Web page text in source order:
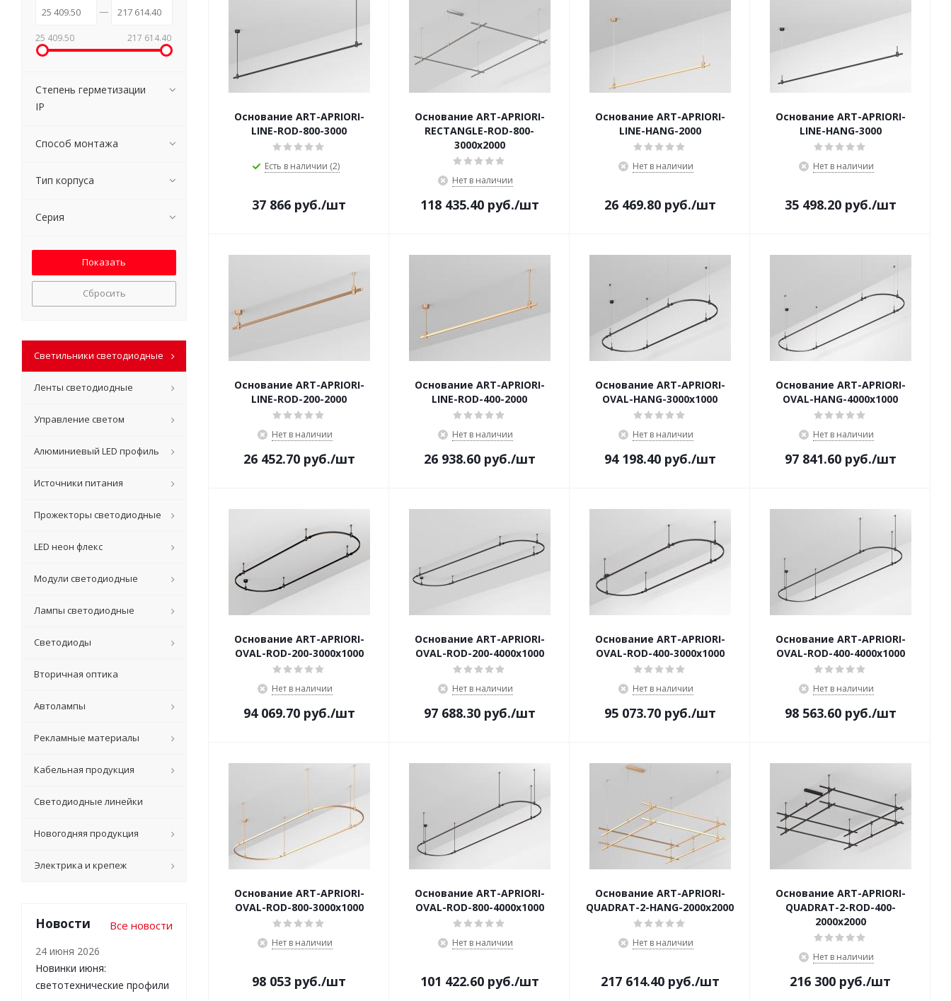
Основание ART-APRIORI-
LINE-ROD-800-3000
Есть в наличии (2)
37 866 руб./шт
Основание ART-APRIORI-
RECTANGLE-ROD-800-
3000x2000
Нет в наличии
118 435.40руб./шт
Основание ART-APRIORI-
LINE-HANG-2000
Нет в наличии
26 469.80руб./шт
Основание ART-APRIORI-
LINE-HANG-3000
Нет в наличии
35 498.20руб./шт
Основание ART-APRIORI-
LINE-ROD-200-2000
Нет в наличии
26 452.70руб./шт
Основание ART-APRIORI-
LINE-ROD-400-2000
Нет в наличии
26 938.60руб./шт
Основание ART-APRIORI-
OVAL-HANG-3000x1000
Нет в наличии
94 198.40руб./шт
Основание ART-APRIORI-
OVAL-HANG-4000x1000
Нет в наличии
97 841.60руб./шт
Основание ART-APRIORI-
OVAL-ROD-200-3000x1000
Нет в наличии
94 069.70руб./шт
Основание ART-APRIORI-
OVAL-ROD-200-4000x1000
Нет в наличии
97 688.30руб./шт
Основание ART-APRIORI-
OVAL-ROD-400-3000x1000
Нет в наличии
95 073.70руб./шт
Основание ART-APRIORI-
OVAL-ROD-400-4000x1000
Нет в наличии
98 563.60руб./шт
Основание ART-APRIORI-
OVAL-ROD-800-3000x1000
Нет в наличии
98 053 руб./шт
Основание ART-APRIORI-
OVAL-ROD-800-4000x1000
Нет в наличии
101 422.60руб./шт
Основание ART-APRIORI-
QUADRAT-2-HANG-2000x2000
Нет в наличии
217 614.40руб./шт
Основание ART-APRIORI-
QUADRAT-2-ROD-400-
2000x2000
Нет в наличии
216 300 руб./шт
25 409.50 217 614.40
Степень герметизации
IP
Способ монтажа
Тип корпуса
Серия
Сбросить
Светильники светодиодные
Ленты светодиодные
Управление светом
Алюминиевый LED профиль
Источники питания
Прожекторы светодиодные
LED неон флекс
Модули светодиодные
Лампы светодиодные
Светодиоды
Вторичная оптика
Автолампы
Рекламные материалы
Кабельная продукция
Светодиодные линейки
Новогодняя продукция
Электрика и крепеж
Новости Все новости
24 июня 2026
Новинки июня:
светотехнические профили